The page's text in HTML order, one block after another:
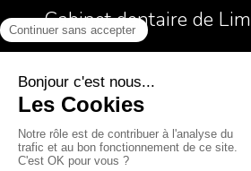
Cabinet dentaire de
Conditions Générales
Politiques de confidentialité et